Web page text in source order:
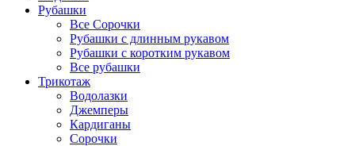
Рубашки
Все Сорочки
Рубашки с длинным рукавом
Рубашки с коротким рукавом
Все рубашки
Трикотаж
Водолазки
Джемперы
Кардиганы
Сорочки